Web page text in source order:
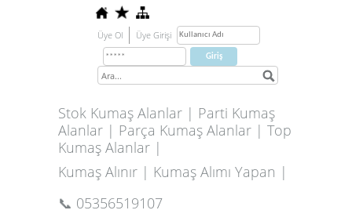
Üye Ol Üye Girişi
Stok Kumaş Alanlar | Parti Kumaş
Alanlar | Parça Kumaş Alanlar | Top
Kumaş Alanlar |
Kumaş Alınır | Kumaş Alımı Yapan |
📞 05356519107